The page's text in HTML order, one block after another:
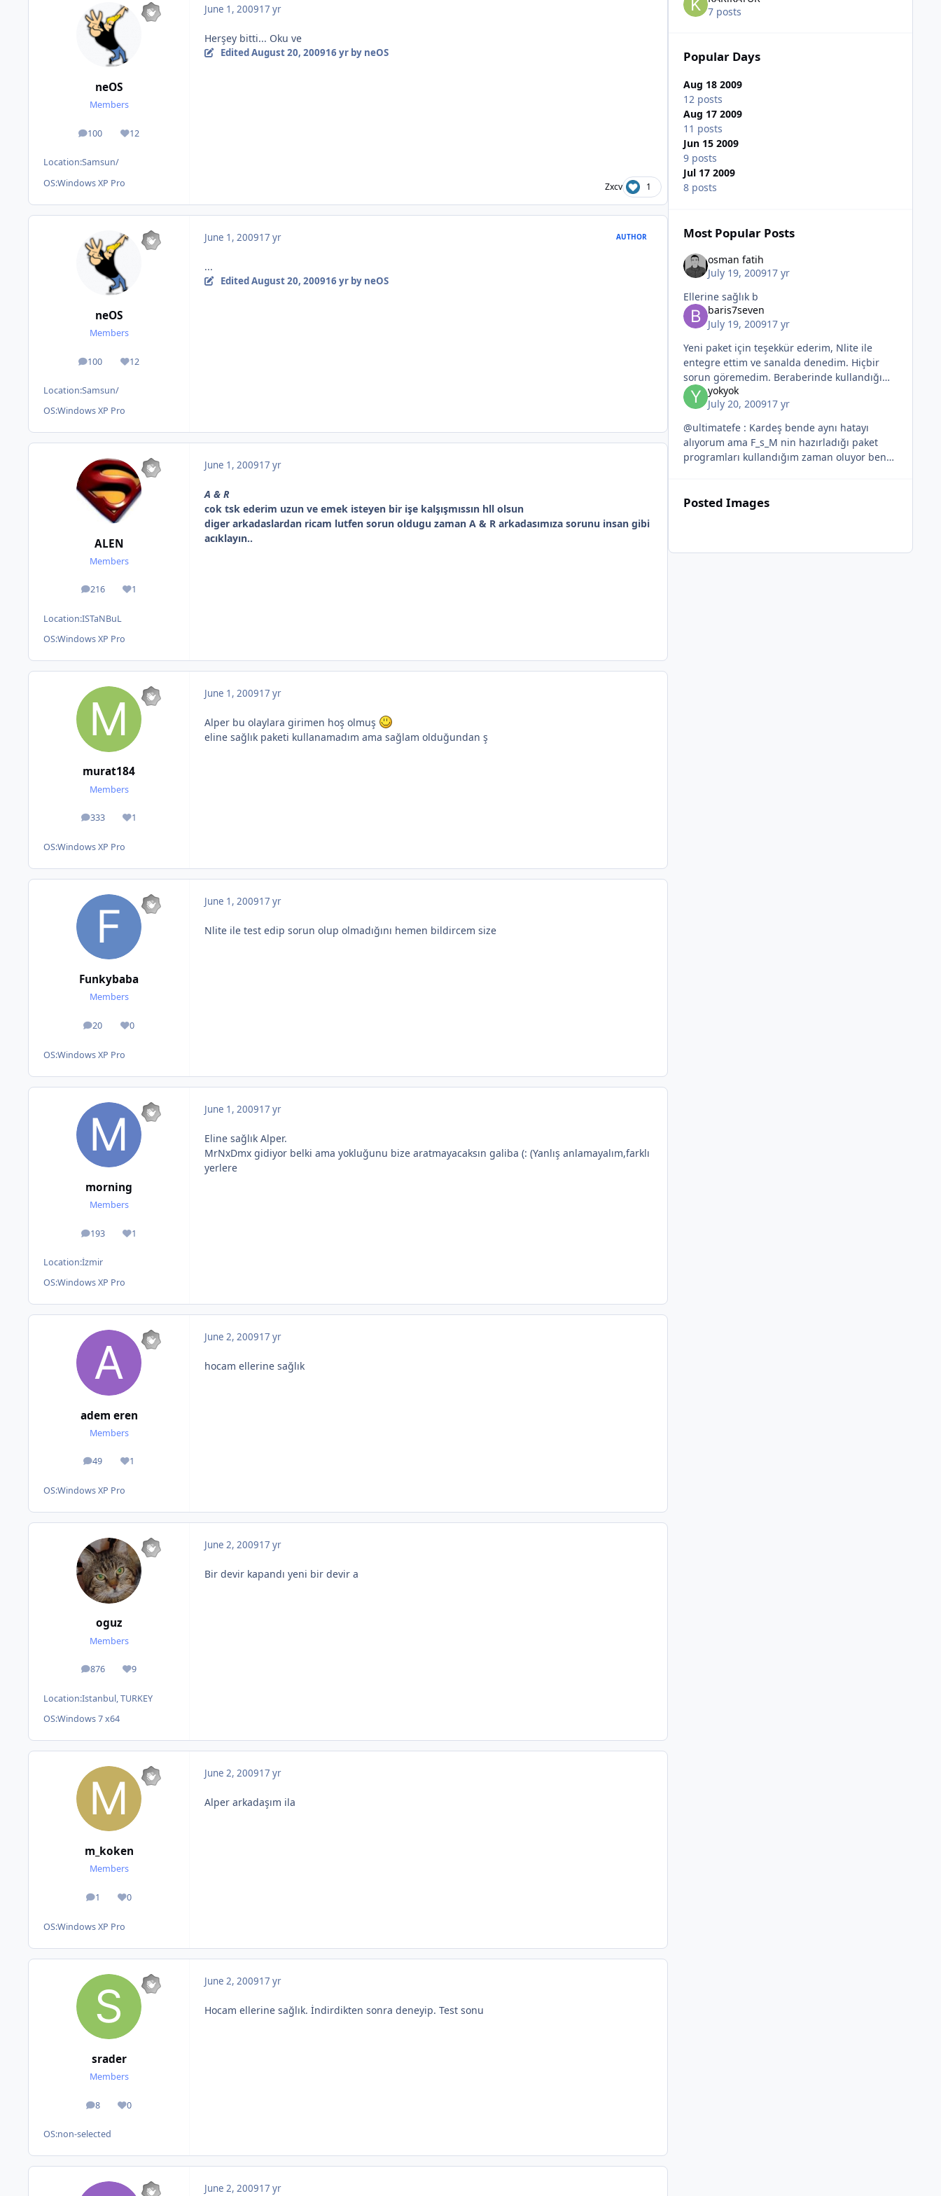
neOS
Members
100
posts 12
Reputation
Location:Samsun/
OS:Windows XP Pro
June 1, 200917 yr
Herşey bitti... Oku ve
EditedAugust 20, 200916 yrby neOS
Zxcv 1
neOS
Members
100
posts 12
Reputation
Location:Samsun/
OS:Windows XP Pro
June 1, 200917 yr AUTHOR
...
EditedAugust 20, 200916 yrby neOS
ALEN
Members
216
posts 1
Reputation
Location:ISTaNBuL
OS:Windows XP Pro
June 1, 200917 yr
A & R
cok tsk ederim uzun ve emek isteyen bir işe kalşışmıssın hll olsun
diger arkadaslardan ricam lutfen sorun oldugu zaman A & R arkadasımıza sorunu insan gibi
acıklayın..
murat184
Members
333
posts 1
Reputation
OS:Windows XP Pro
June 1, 200917 yr
Alper bu olaylara girimen hoş olmuş
eline sağlık paketi kullanamadım ama sağlam olduğundan ş
Funkybaba
Members
20
posts 0
Reputation
OS:Windows XP Pro
June 1, 200917 yr
Nlite ile test edip sorun olup olmadığını hemen bildircem size
morning
Members
193
posts 1
Reputation
Location:İzmir
OS:Windows XP Pro
June 1, 200917 yr
Eline sağlık Alper.
MrNxDmx gidiyor belki ama yokluğunu bize aratmayacaksın galiba (: (Yanlış anlamayalım,farklı
yerlere
adem eren
Members
49
posts 1
Reputation
OS:Windows XP Pro
June 2, 200917 yr
hocam ellerine sağlık
oguz
Members
876
posts 9
Reputation
Location:Istanbul, TURKEY
OS:Windows 7 x64
June 2, 200917 yr
Bir devir kapandı yeni bir devir a
m_koken
Members
1
posts 0
Reputation
OS:Windows XP Pro
June 2, 200917 yr
Alper arkadaşım ila
srader
Members
8
posts 0
Reputation
OS:non-selected
June 2, 200917 yr
Hocam ellerine sağlık. İndirdikten sonra deneyip. Test sonu
June 2, 200917 yr
7 posts
Popular Days
Aug 18 2009
12 posts
Aug 17 2009
11 posts
Jun 15 2009
9 posts
Jul 17 2009
8 posts
Most Popular Posts
osman fatih
July 19, 200917 yr
Ellerine sağlık b
baris7seven
July 19, 200917 yr
Yeni paket için teşekkür ederim, Nlite ile
entegre ettim ve sanalda denedim. Hiçbir
sorun göremedim. Beraberinde kullandığım
eklentiler: (Bu arada bu eklentileri Nlite ile
değil Rvm ile entegre ettim,
yokyok
July 20, 200917 yr
@ultimatefe : Kardeş bende aynı hatayı
alıyorum ama F_s_M nin hazırladığı paket
programları kullandığım zaman oluyor ben
Posted Images